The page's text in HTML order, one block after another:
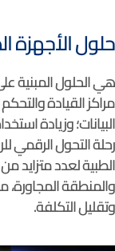
حلول الأجهزة
هي الحلول المبنية
مراكز القيادة
البيانات؛ وزيادة
رحلة التحول الرقمي
الطبية لعدد متزايد
والمنطقة
وتقليل التكلفة.